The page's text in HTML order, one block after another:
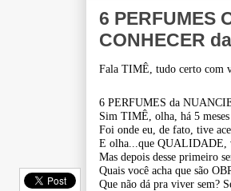
6 PERFUMES
CONHECER
Fala TIMÊ, tudo certo com
6 PERFUMES da
Sim TIMÊ, olha, há 5
Foi onde eu, de fato, tive
E olha...que QUALIDADE,
Mas depois desse primeiro
Quais você acha que são
Que não dá pra viver sem?